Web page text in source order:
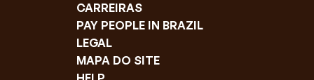
CARREIRAS
PAY PEOPLE IN BRAZIL
LEGAL
MAPA DO SITE